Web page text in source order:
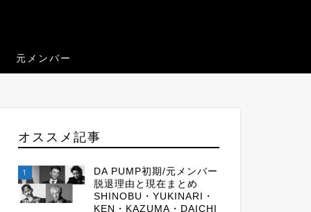
元メンバー
オススメ記事
1
DA PUMP初期/元メンバー
脱退理由と現在まとめ
SHINOBU・YUKINARI・
KEN・KAZUMA・DAICHI